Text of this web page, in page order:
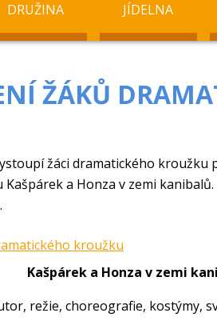
DRUŽINA JÍDELNA
ŽÁKŮ
žáci dramatického kroužku
a Honza v zemi
Kašpárek a Honza v zemi
režie, choreografie, kostýmy,